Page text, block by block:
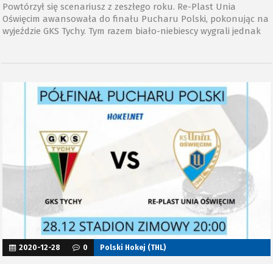
Powtórzył się scenariusz z zeszłego roku. Re-Plast Unia
Oświęcim awansowała do finału Pucharu Polski, pokonując na
wyjeździe GKS Tychy. Tym razem biało-niebiescy wygrali jednak
2020-12-28 0 Polski Hokej (THL)